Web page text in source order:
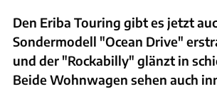
Den Eriba Touring gibt es jetzt
Sondermodell "Ocean Drive"
und der "Rockabilly" glänzt in
Beide Wohnwagen sehen auch